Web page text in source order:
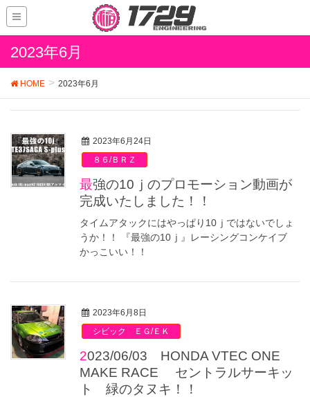
2023年6月
HOME 2023年6月
2023年6月24日
８６/ＢＲＺ
最強の10ｊのプロモーション動画が
完成いたしました！！
タイムアタックにはやっぱり10ｊではないでしょ
うか！！ 『最強の10ｊ』レーシングコンケイブ
かっこいい！！
2023年6月8日
シビック ＥＧ/ＥＫ
2023/06/03 HONDA VTEC ONE
MAKE RACE セントラルサーキッ
ト 緑のタヌキ！！